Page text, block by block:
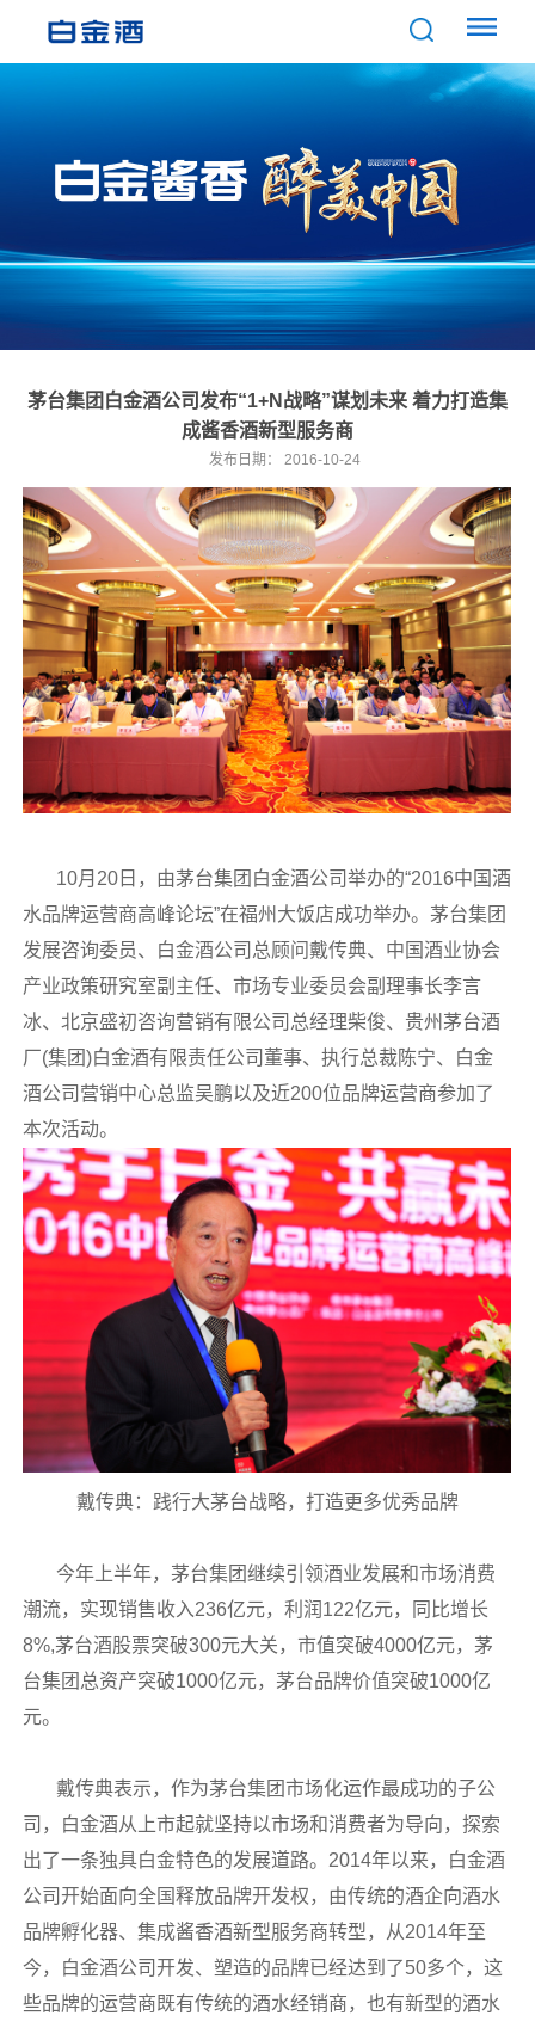
茅台集团白金酒公司发布“1+N战略”谋划未来 着力打造集
成酱香酒新型服务商
发布日期： 2016-10-24
10月20日，由茅台集团白金酒公司举办的“2016中国酒
水品牌运营商高峰论坛”在福州大饭店成功举办。茅台集团
发展咨询委员、白金酒公司总顾问戴传典、中国酒业协会
产业政策研究室副主任、市场专业委员会副理事长李言
冰、北京盛初咨询营销有限公司总经理柴俊、贵州茅台酒
厂(集团)白金酒有限责任公司董事、执行总裁陈宁、白金
酒公司营销中心总监吴鹏以及近200位品牌运营商参加了
本次活动。
戴传典：践行大茅台战略，打造更多优秀品牌
今年上半年，茅台集团继续引领酒业发展和市场消费
潮流，实现销售收入236亿元，利润122亿元，同比增长
8%,茅台酒股票突破300元大关，市值突破4000亿元，茅
台集团总资产突破1000亿元，茅台品牌价值突破1000亿
元。
戴传典表示，作为茅台集团市场化运作最成功的子公
司，白金酒从上市起就坚持以市场和消费者为导向，探索
出了一条独具白金特色的发展道路。2014年以来，白金酒
公司开始面向全国释放品牌开发权，由传统的酒企向酒水
品牌孵化器、集成酱香酒新型服务商转型，从2014年至
今，白金酒公司开发、塑造的品牌已经达到了50多个，这
些品牌的运营商既有传统的酒水经销商，也有新型的酒水